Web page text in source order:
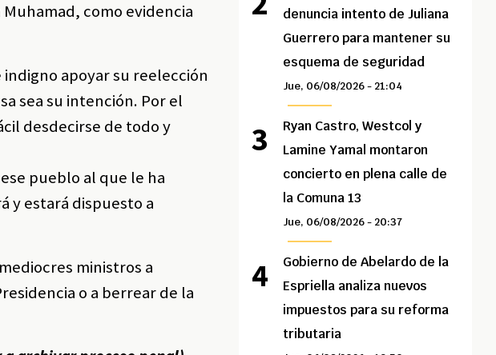
como evidencia
apoyar su reelección
sea su intención. Por el
desdecirse de todo y
pueblo al que le ha
y estará dispuesto a
ministros a
o a berrear de la
denuncia intento de Juliana
Guerrero para mantener su
esquema de seguridad
Jue, 06/08/2026 - 21:04
Ryan Castro, Westcol y
Lamine Yamal montaron
concierto en plena calle de
la Comuna 13
Jue, 06/08/2026 - 20:37
Gobierno de Abelardo de la
Espriella analiza nuevos
impuestos para su reforma
tributaria